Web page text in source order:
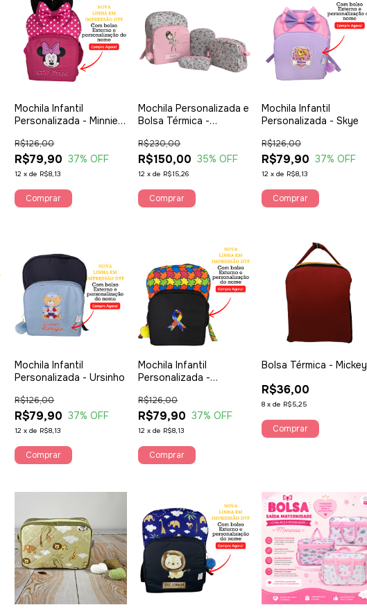
Mochila Infantil
Personalizada - Minnie
R$79,90
R$126,00
37% OFF
12 xde R$8,13
Comprar
Mochila Personalizada e
Bolsa Térmica -
R$150,00
R$230,00
35% OFF
12 xde R$15,26
Comprar
Mochila Infantil
Personalizada - Skye
R$79,90
R$126,00
37% OFF
12 xde R$8,13
Comprar
Mochila Infantil
Personalizada - Ursinho
R$79,90
R$126,00
37% OFF
12 xde R$8,13
Comprar
Mochila Infantil
Personalizada -
R$79,90
R$126,00
37% OFF
12 xde R$8,13
Comprar
Bolsa Térmica - Mickey
R$36,00
8 xde R$5,25